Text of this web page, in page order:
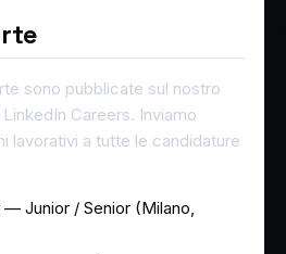
sono pubblicate sul nostro
Careers. Inviamo
lavorativi a tutte le candidature
Junior / Senior (Milano,